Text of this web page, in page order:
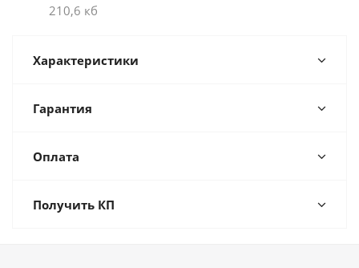
210,6 кб
Характеристики
Гарантия
Оплата
Получить КП